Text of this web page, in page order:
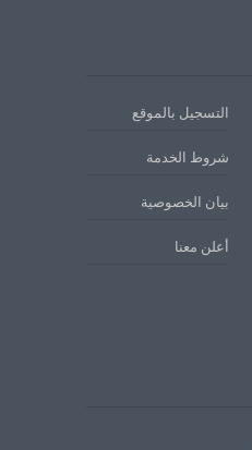
التسجيل بالموقع
شروط الخدمة
بيان الخصوصية
أعلن معنا